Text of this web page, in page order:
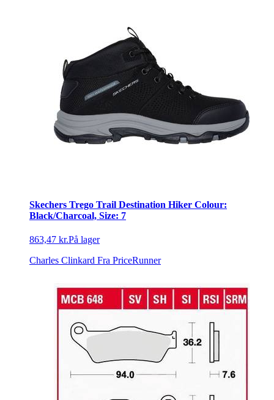
Skechers Trego Trail Destination Hiker Colour:
Black/Charcoal, Size: 7
863,47 kr.På lager
Charles Clinkard Fra PriceRunner